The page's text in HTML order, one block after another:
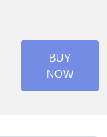
BUY
NOW